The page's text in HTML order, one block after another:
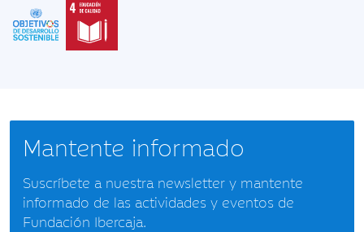
Mantente informado
Suscríbete a nuestra newsletter y mantente
informado de las actividades y eventos de
Fundación Ibercaja.